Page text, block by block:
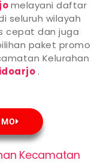
melayani daftar
seluruh wilayah
cepat dan juga
paket promo
Kelurahan
.
Kecamatan